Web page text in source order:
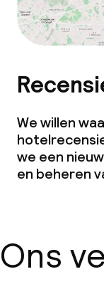
We willen
we een
en beheren
Ons